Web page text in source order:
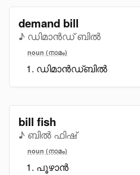
demand bill
♪ ഡിമാൻഡ് ബിൽ
noun (നാമം)
ഡിമാൻഡ്ബിൽ
bill fish
♪ ബിൽ ഫിഷ്
noun (നാമം)
പൂഴാൻ